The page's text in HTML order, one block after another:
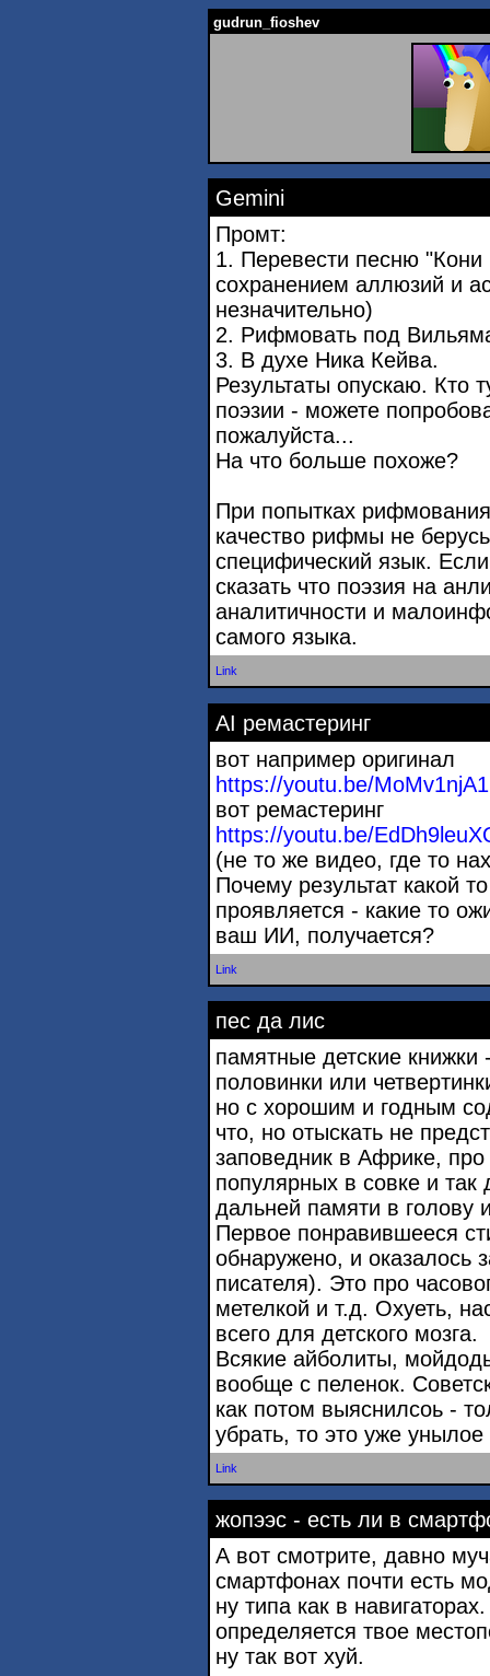
gudrun_fioshev
Gemini
Промт:
1. Перевести песню "Кони
сохранением аллюзий и
незначительно)
2. Рифмовать под
3. В духе Ника Кейва.
Результаты опускаю. Кто
поэзии - можете
пожалуйста...
На что больше похоже?
При попытках
качество рифмы не
специфический язык.
сказать что поэзия на
аналитичности и
самого языка.
Link
AI ремастеринг
вот например оригинал
https://youtu.be/
вот ремастеринг
https://youtu.be/
(не то же видео, где то
Почему результат какой
проявляется - какие то
ваш ИИ, получается?
Link
пес да лис
памятные детские книжки
половинки или
но с хорошим и годным
что, но отыскать не
заповедник в Африке, про
популярных в совке и так
дальней памяти в голову
Первое понравившееся
обнаружено, и оказалось
писателя). Это про
метелкой и т.д. Охуеть,
всего для детского мозга.
Всякие айболиты,
вообще с пеленок.
как потом выяснилсоь -
убрать, то это уже
Link
жопээс - есть ли в
А вот смотрите, давно
смартфонах почти есть
ну типа как в
определяется твое
ну так вот хуй.